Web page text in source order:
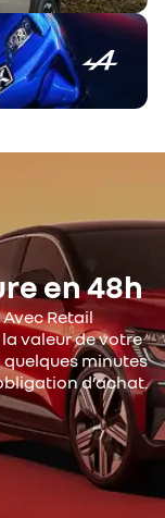
en 48h
Retail
valeur de votre
quelques minutes
d’achat.